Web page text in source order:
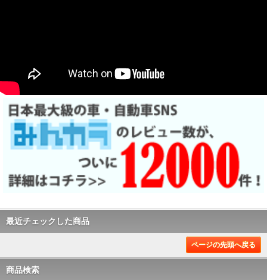
最近チェックした商品
ページの先頭へ戻る
商品検索